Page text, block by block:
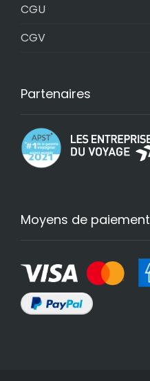
CGU
CGV
Partenaires
Moyens de paiement